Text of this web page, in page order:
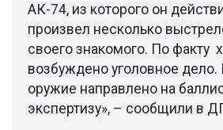
АК-74, из которого он
произвел несколько
своего знакомого. По факту
возбуждено уголовное дело.
оружие направлено на
экспертизу», – сообщили в